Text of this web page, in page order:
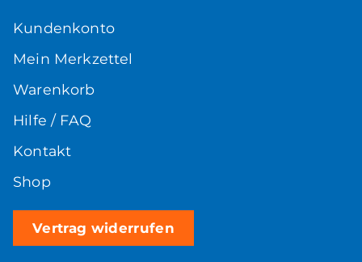
Kundenkonto
Mein Merkzettel
Warenkorb
Hilfe / FAQ
Kontakt
Shop
Vertrag widerrufen